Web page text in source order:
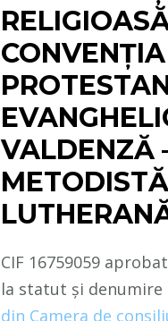
CONVENŢIA
VALDENZĂ
CIF 16759059
la statut și denumire
din Camera de